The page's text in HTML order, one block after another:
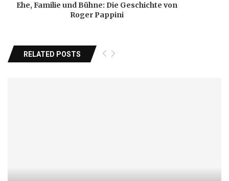
Ehe, Familie und Bühne: Die Geschichte von
Roger Pappini
RELATED POSTS